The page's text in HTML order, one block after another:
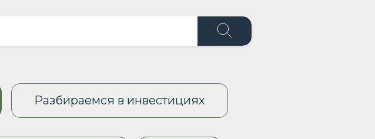
Разбираемся в инвестициях